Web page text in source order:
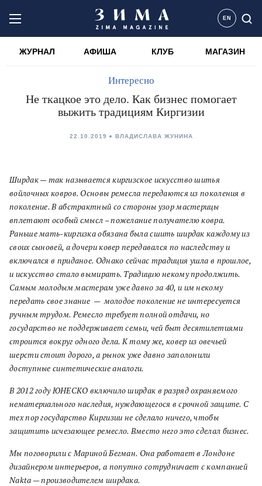
EN
ЖУРНАЛ АФИША КЛУБ МАГАЗИН
Интересно
Не ткацкое это дело. Как бизнес помогает
выжить традициям Киргизии
22.10.2019 ВЛАДИСЛАВА ЖУНИНА
Ширдак — так называется киргизское искусство шитья
войлочных ковров. Основы ремесла передаются из поколения в
поколение. В абстрактный со стороны узор мастерицы
вплетают особый смысл – пожелание получателю ковра.
Раньше мать-киргизка обязана была сшить ширдак каждому из
своих сыновей, а дочери ковер передавался по наследству и
включался в приданое. Однако сейчас традиция ушла в прошлое,
и искусство стало вымирать. Традицию некому продолжить.
Самым молодым мастерам уже давно за 40, и им некому
передать свое знание — молодое поколение не интересуется
ручным трудом. Ремесло требует полной отдачи, но
государство не поддерживает семьи, чей быт десятилетиями
строится вокруг одного дела. К тому же, ковер из овечьей
шерсти стоит дорого, а рынок уже давно заполонили
доступные синтетические аналоги.
В 2012 году ЮНЕСКО включило ширдак в разряд охраняемого
нематериального наследия, нуждающегося в срочной защите. С
тех пор государство Киргизии не сделало ничего, чтобы
защитить исчезающее ремесло. Вместо него это сделал бизнес.
Мы поговорили с Мариной Бегман. Она работает в Лондоне
дизайнером интерьеров, а попутно сотрудничает с компанией
Nakta — производителем ширдака.